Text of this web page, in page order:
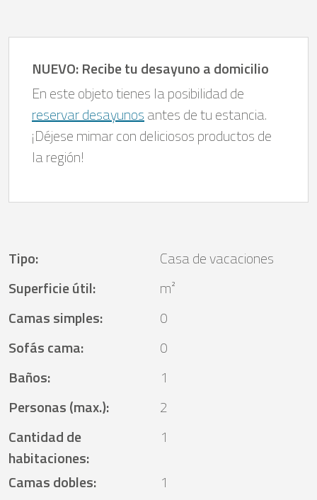
NUEVO: Recibe tu desayuno a domicilio
En este objeto tienes la posibilidad de
reservar desayunosantes de tu estancia.
¡Déjese mimar con deliciosos productos de
la región!
Tipo:
Casa de vacaciones
Superficie útil:
m²
Camas simples:
0
Sofás cama:
0
Baños:
1
Personas (max.):
2
Cantidad de
habitaciones:
1
Camas dobles:
1